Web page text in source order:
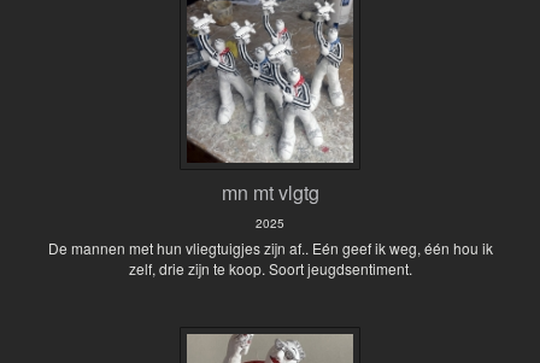
mn mt vlgtg
2025
De mannen met hun vliegtuigjes zijn af.. Eén geef ik weg, één hou ik
zelf, drie zijn te koop. Soort jeugdsentiment.